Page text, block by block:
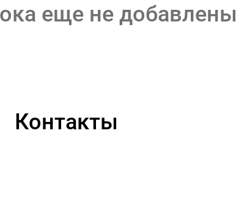
еще не добавлены
Контакты